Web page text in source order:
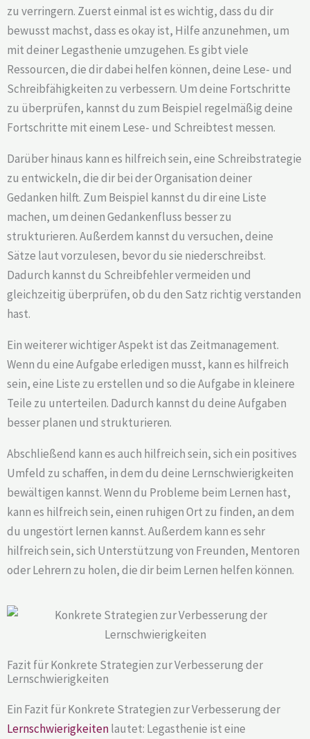
zu verringern. Zuerst einmal ist es wichtig, dass du dir
bewusst machst, dass es okay ist, Hilfe anzunehmen, um
mit deiner Legasthenie umzugehen. Es gibt viele
Ressourcen, die dir dabei helfen können, deine Lese- und
Schreibfähigkeiten zu verbessern. Um deine Fortschritte
zu überprüfen, kannst du zum Beispiel regelmäßig deine
Fortschritte mit einem Lese- und Schreibtest messen.
Darüber hinaus kann es hilfreich sein, eine Schreibstrategie
zu entwickeln, die dir bei der Organisation deiner
Gedanken hilft. Zum Beispiel kannst du dir eine Liste
machen, um deinen Gedankenfluss besser zu
strukturieren. Außerdem kannst du versuchen, deine
Sätze laut vorzulesen, bevor du sie niederschreibst.
Dadurch kannst du Schreibfehler vermeiden und
gleichzeitig überprüfen, ob du den Satz richtig verstanden
hast.
Ein weiterer wichtiger Aspekt ist das Zeitmanagement.
Wenn du eine Aufgabe erledigen musst, kann es hilfreich
sein, eine Liste zu erstellen und so die Aufgabe in kleinere
Teile zu unterteilen. Dadurch kannst du deine Aufgaben
besser planen und strukturieren.
Abschließend kann es auch hilfreich sein, sich ein positives
Umfeld zu schaffen, in dem du deine Lernschwierigkeiten
bewältigen kannst. Wenn du Probleme beim Lernen hast,
kann es hilfreich sein, einen ruhigen Ort zu finden, an dem
du ungestört lernen kannst. Außerdem kann es sehr
hilfreich sein, sich Unterstützung von Freunden, Mentoren
oder Lehrern zu holen, die dir beim Lernen helfen können.
Fazit für Konkrete Strategien zur Verbesserung der
Lernschwierigkeiten
Ein Fazit für Konkrete Strategien zur Verbesserung der
Lernschwierigkeitenlautet: Legasthenie ist eine